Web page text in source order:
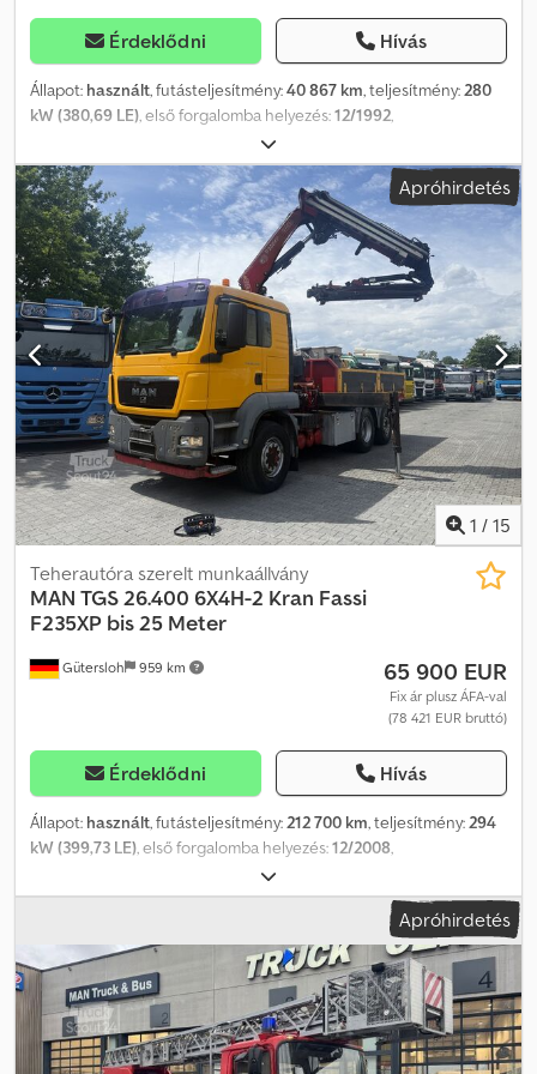
Érdeklődni Hívás
Állapot: használt, futásteljesítmény:40 867 km, teljesítmény:280
kW (380,69 LE), első forgalomba helyezés:12/1992,
, össztömeg:
2 tengely, szín:piros, hajtástípus:mechanikai, * Tűzoltó forgólétra
* 3 ülés * Félautomata váltó * 100 km/h * CD rádió Crsdoxy
Egyepfx Ai Aof * Laprugós felfüggesztés ----Belső járműszám:
11547-----A hibákért és köztes eladásokért fenntartjuk a jogot
WhatsApp-támogatás elérhető! Ha kérdése van a járművel
kapcsolatban vagy további információra van szüksége, írjon
nekünk kényelmesen WhatsApp-on Whatsapp Whatsapp
Apróhirdetés
1 / 15
Gütersloh 959 km
Teherautóra szerelt munkaállvány
MAN TGS 26.400 6X4H-2 Kran Fassi
F235XP bis 25 Meter
65 900 EUR
Fix ár plusz ÁFA-val
(78 421 EUR bruttó)
Érdeklődni Hívás
Állapot: használt, futásteljesítmény:212 700 km, teljesítmény:294
kW (399,73 LE), első forgalomba helyezés:12/2008,
, saját tömeg:
teherbírás:11 550 kg, össztömeg:26 000 kg, tengelyelrendezés:
, fékek:motorfék, szín:
sárga, vezetőfülke:alvófülke, hajtástípus:mechanikai, kibocsátási
osztály:
Euro 4, felfüggesztés: acél-levegő, raktér hossza:4 600
mm
, raktérmagasság:600 mm , Felszereltség:ABS, alacsony
zajszint, daru, differenciálzár, fedélzeti számítógép,
koromszűrő, légkondicionálás, tempomat, utánfutó vonófej,
Apróhirdetés